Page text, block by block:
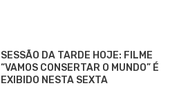
SESSÃO DA TARDE HOJE: FILME
“VAMOS CONSERTAR O MUNDO” É
EXIBIDO NESTA SEXTA